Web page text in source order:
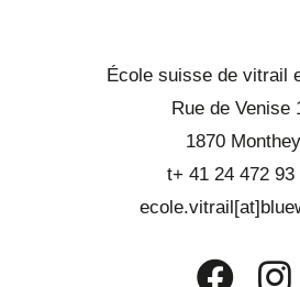
École suisse de vitrail
Rue de Venise
1870 Monthey
t+ 41 24 472 93